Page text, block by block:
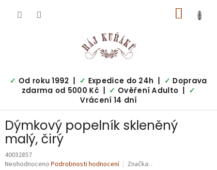
KOŠÍK
✓ Od roku 1992 | ✓ Expedice do 24h | ✓ Doprava
zdarma od 5000 Kč | ✓ Ověření Adulto |
✓
Vrácení 14 dní
Dýmkový popelník skleněný
malý, čirý
40032857
Průměrné
Neohodnoceno Podrobnosti hodnocení Značka: .